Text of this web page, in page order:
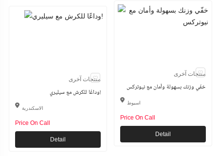
منتجات آخرى
وداعًا للكرش مع سيليري!
الاسكندرية
Price On Call
Detail
منتجات آخرى
خفّي وزنك بسهولة وأمان مع نيوتركس
اسيوط
Price On Call
Detail